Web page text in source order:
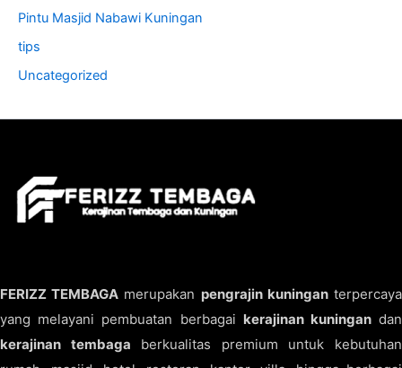
Pintu Masjid Nabawi Kuningan
tips
Uncategorized
FERIZZ TEMBAGA merupakan pengrajin kuninganterpercaya
yang melayani pembuatan berbagai kerajinan kuningandan
kerajinan tembaga berkualitas premium untuk kebutuhan